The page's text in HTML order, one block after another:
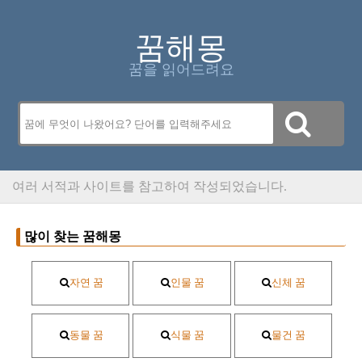
꿈해몽
꿈을 읽어드려요
여러 서적과 사이트를 참고하여 작성되었습니다.
많이 찾는 꿈해몽
자연 꿈 인물 꿈 신체 꿈
동물 꿈 식물 꿈 물건 꿈